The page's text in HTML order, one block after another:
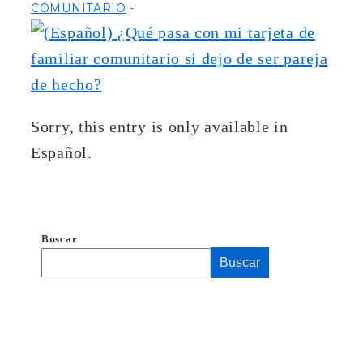
COMUNITARIO
Sorry, this entry is only available in
Español.
Buscar
Buscar